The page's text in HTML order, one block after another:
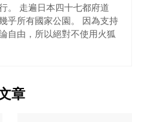
。 走遍日本四十七都府道
乎所有國家公園。 因為支持
自由，所以絕對不使用火狐
章